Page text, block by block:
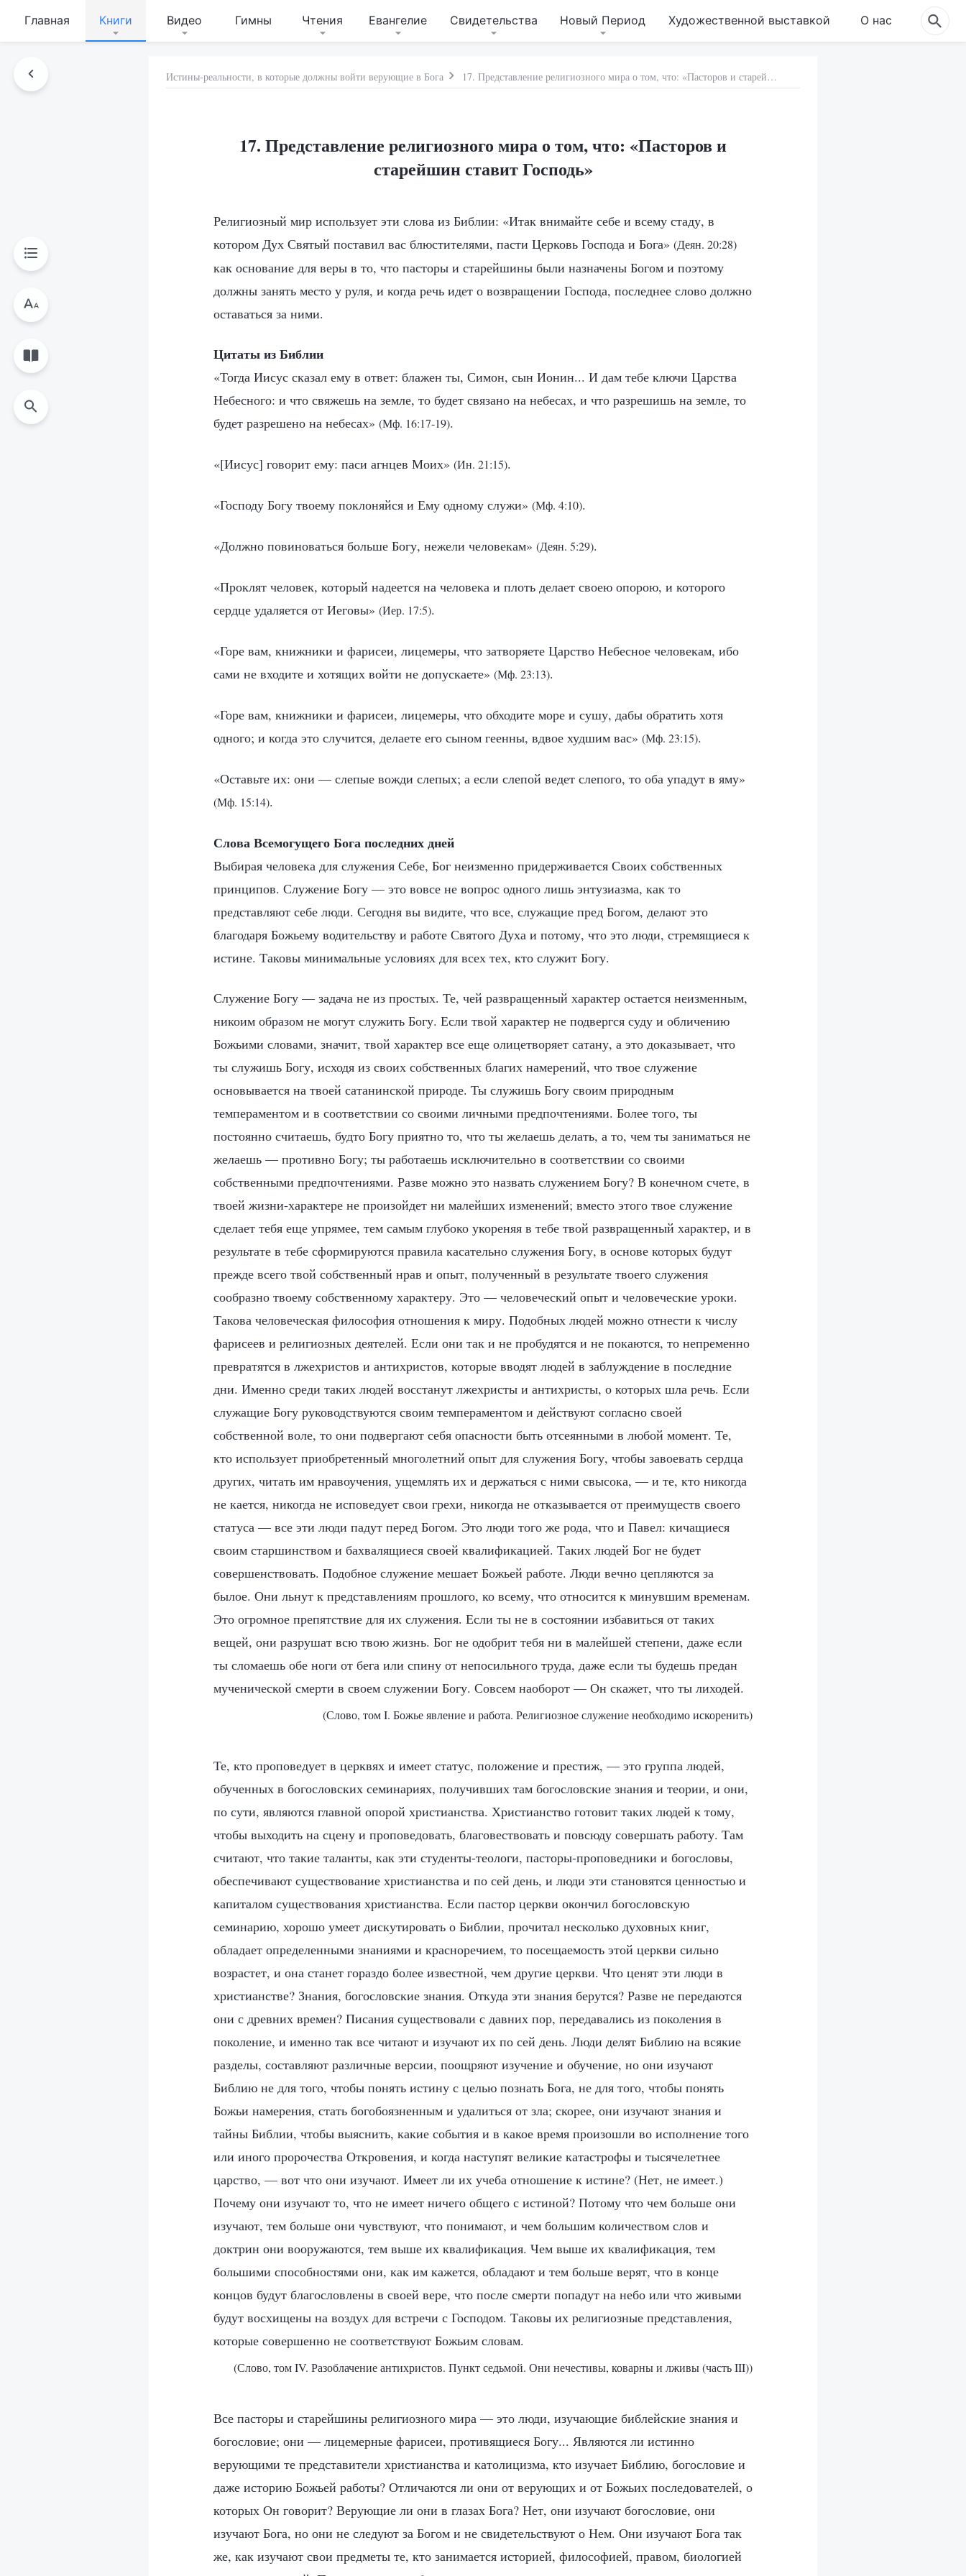
Главная Книги Видео Гимны Чтения Евангелие Свидетельства Новый Период Художественной выставкой О нас
Истины-реальности, в которые должны войти верующие в Бога 17. Представление религиозного мира о том, что: «Пасторов и старейшин ставит Господь»
17. Представление религиозного мира о том, что: «Пасторов и
старейшин ставит Господь»
Религиозный мир использует эти слова из Библии: «Итак внимайте себе и всему стаду, в
котором Дух Святый поставил вас блюстителями, пасти Церковь Господа и Бога» (Деян. 20:28)
как основание для веры в то, что пасторы и старейшины были назначены Богом и поэтому
должны занять место у руля, и когда речь идет о возвращении Господа, последнее слово должно
оставаться за ними.
Цитаты из Библии
«Тогда Иисус сказал ему в ответ: блажен ты, Симон, сын Ионин... И дам тебе ключи Царства
Небесного: и что свяжешь на земле, то будет связано на небесах, и что разрешишь на земле, то
будет разрешено на небесах» (Мф. 16:17-19).
«[Иисус] говорит ему: паси агнцев Моих» (Ин. 21:15).
«Господу Богу твоему поклоняйся и Ему одному служи» (Мф. 4:10).
«Должно повиноваться больше Богу, нежели человекам» (Деян. 5:29).
«Проклят человек, который надеется на человека и плоть делает своею опорою, и которого
сердце удаляется от Иеговы» (Иер. 17:5).
«Горе вам, книжники и фарисеи, лицемеры, что затворяете Царство Небесное человекам, ибо
сами не входите и хотящих войти не допускаете» (Мф. 23:13).
«Горе вам, книжники и фарисеи, лицемеры, что обходите море и сушу, дабы обратить хотя
одного; и когда это случится, делаете его сыном геенны, вдвое худшим вас» (Мф. 23:15).
«Оставьте их: они — слепые вожди слепых; а если слепой ведет слепого, то оба упадут в яму»
(Мф. 15:14).
Слова Всемогущего Бога последних дней
Выбирая человека для служения Себе, Бог неизменно придерживается Своих собственных
принципов. Служение Богу — это вовсе не вопрос одного лишь энтузиазма, как то
представляют себе люди. Сегодня вы видите, что все, служащие пред Богом, делают это
благодаря Божьему водительству и работе Святого Духа и потому, что это люди, стремящиеся к
истине. Таковы минимальные условиях для всех тех, кто служит Богу.
Служение Богу — задача не из простых. Те, чей развращенный характер остается неизменным,
никоим образом не могут служить Богу. Если твой характер не подвергся суду и обличению
Божьими словами, значит, твой характер все еще олицетворяет сатану, а это доказывает, что
ты служишь Богу, исходя из своих собственных благих намерений, что твое служение
основывается на твоей сатанинской природе. Ты служишь Богу своим природным
темпераментом и в соответствии со своими личными предпочтениями. Более того, ты
постоянно считаешь, будто Богу приятно то, что ты желаешь делать, а то, чем ты заниматься не
желаешь — противно Богу; ты работаешь исключительно в соответствии со своими
собственными предпочтениями. Разве можно это назвать служением Богу? В конечном счете, в
твоей жизни-характере не произойдет ни малейших изменений; вместо этого твое служение
сделает тебя еще упрямее, тем самым глубоко укореняя в тебе твой развращенный характер, и в
результате в тебе сформируются правила касательно служения Богу, в основе которых будут
прежде всего твой собственный нрав и опыт, полученный в результате твоего служения
сообразно твоему собственному характеру. Это — человеческий опыт и человеческие уроки.
Такова человеческая философия отношения к миру. Подобных людей можно отнести к числу
фарисеев и религиозных деятелей. Если они так и не пробудятся и не покаются, то непременно
превратятся в лжехристов и антихристов, которые вводят людей в заблуждение в последние
дни. Именно среди таких людей восстанут лжехристы и антихристы, о которых шла речь. Если
служащие Богу руководствуются своим темпераментом и действуют согласно своей
собственной воле, то они подвергают себя опасности быть отсеянными в любой момент. Те,
кто использует приобретенный многолетний опыт для служения Богу, чтобы завоевать сердца
других, читать им нравоучения, ущемлять их и держаться с ними свысока, — и те, кто никогда
не кается, никогда не исповедует свои грехи, никогда не отказывается от преимуществ своего
статуса — все эти люди падут перед Богом. Это люди того же рода, что и Павел: кичащиеся
своим старшинством и бахвалящиеся своей квалификацией. Таких людей Бог не будет
совершенствовать. Подобное служение мешает Божьей работе. Люди вечно цепляются за
былое. Они льнут к представлениям прошлого, ко всему, что относится к минувшим временам.
Это огромное препятствие для их служения. Если ты не в состоянии избавиться от таких
вещей, они разрушат всю твою жизнь. Бог не одобрит тебя ни в малейшей степени, даже если
ты сломаешь обе ноги от бега или спину от непосильного труда, даже если ты будешь предан
мученической смерти в своем служении Богу. Совсем наоборот — Он скажет, что ты лиходей.
(Слово, том I. Божье явление и работа. Религиозное служение необходимо искоренить)
Те, кто проповедует в церквях и имеет статус, положение и престиж, — это группа людей,
обученных в богословских семинариях, получивших там богословские знания и теории, и они,
по сути, являются главной опорой христианства. Христианство готовит таких людей к тому,
чтобы выходить на сцену и проповедовать, благовествовать и повсюду совершать работу. Там
считают, что такие таланты, как эти студенты-теологи, пасторы-проповедники и богословы,
обеспечивают существование христианства и по сей день, и люди эти становятся ценностью и
капиталом существования христианства. Если пастор церкви окончил богословскую
семинарию, хорошо умеет дискутировать о Библии, прочитал несколько духовных книг,
обладает определенными знаниями и красноречием, то посещаемость этой церкви сильно
возрастет, и она станет гораздо более известной, чем другие церкви. Что ценят эти люди в
христианстве? Знания, богословские знания. Откуда эти знания берутся? Разве не передаются
они с древних времен? Писания существовали с давних пор, передавались из поколения в
поколение, и именно так все читают и изучают их по сей день. Люди делят Библию на всякие
разделы, составляют различные версии, поощряют изучение и обучение, но они изучают
Библию не для того, чтобы понять истину с целью познать Бога, не для того, чтобы понять
Божьи намерения, стать богобоязненным и удалиться от зла; скорее, они изучают знания и
тайны Библии, чтобы выяснить, какие события и в какое время произошли во исполнение того
или иного пророчества Откровения, и когда наступят великие катастрофы и тысячелетнее
царство, — вот что они изучают. Имеет ли их учеба отношение к истине? (Нет, не имеет.)
Почему они изучают то, что не имеет ничего общего с истиной? Потому что чем больше они
изучают, тем больше они чувствуют, что понимают, и чем большим количеством слов и
доктрин они вооружаются, тем выше их квалификация. Чем выше их квалификация, тем
большими способностями они, как им кажется, обладают и тем больше верят, что в конце
концов будут благословлены в своей вере, что после смерти попадут на небо или что живыми
будут восхищены на воздух для встречи с Господом. Таковы их религиозные представления,
которые совершенно не соответствуют Божьим словам.
(Слово, том IV. Разоблачение антихристов. Пункт седьмой. Они нечестивы, коварны и лживы (часть III))
Все пасторы и старейшины религиозного мира — это люди, изучающие библейские знания и
богословие; они — лицемерные фарисеи, противящиеся Богу... Являются ли истинно
верующими те представители христианства и католицизма, кто изучает Библию, богословие и
даже историю Божьей работы? Отличаются ли они от верующих и от Божьих последователей, о
которых Он говорит? Верующие ли они в глазах Бога? Нет, они изучают богословие, они
изучают Бога, но они не следуют за Богом и не свидетельствуют о Нем. Они изучают Бога так
же, как изучают свои предметы те, кто занимается историей, философией, правом, биологией